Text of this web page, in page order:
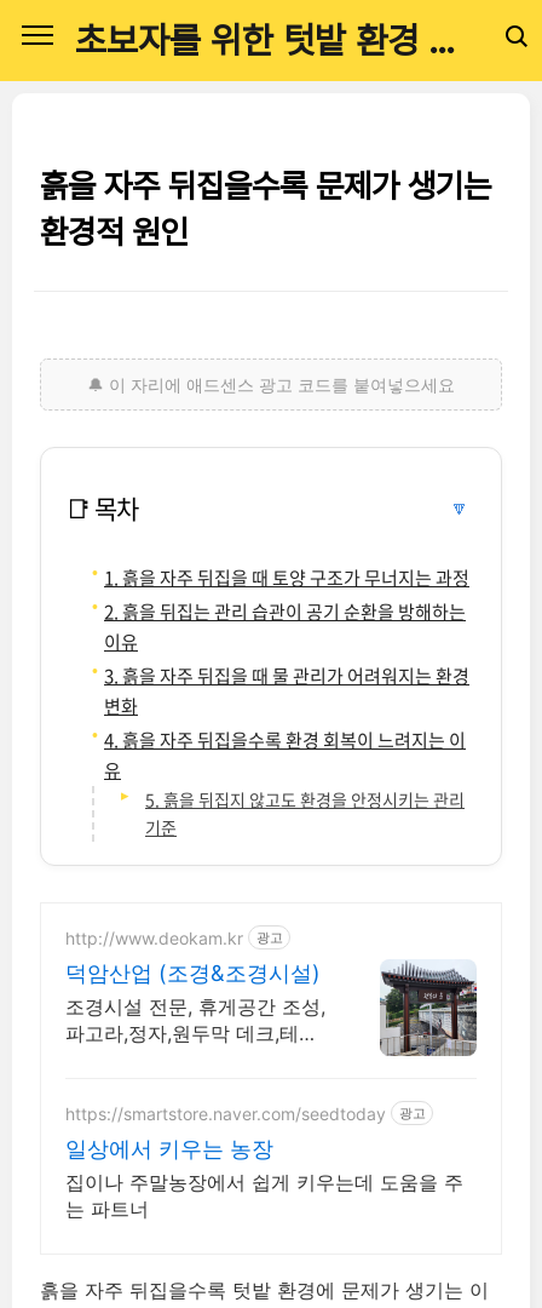
초보자를 위한 텃밭 환경 관리 전문 가이드
흙을 자주 뒤집을수록 문제가 생기는
환경적 원인
📑 목차 🔽
1. 흙을 자주 뒤집을 때 토양 구조가 무너지는 과정
2. 흙을 뒤집는 관리 습관이 공기 순환을 방해하는
이유
3. 흙을 자주 뒤집을 때 물 관리가 어려워지는 환경
변화
4. 흙을 자주 뒤집을수록 환경 회복이 느려지는 이
유
5. 흙을 뒤집지 않고도 환경을 안정시키는 관리
기준
http://www.deokam.kr 광고
덕암산업 (조경&조경시설)
조경시설 전문, 휴게공간 조성,
파고라,정자,원두막 데크,테이
https://smartstore.naver.com/seedtoday 광고
일상에서 키우는 농장
집이나 주말농장에서 쉽게 키우는데 도움을 주
는 파트너
흙을 자주 뒤집을수록 텃밭 환경에 문제가 생기는 이